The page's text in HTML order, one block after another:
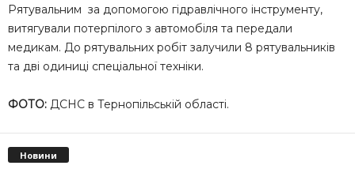
Рятувальним за допомогою гідравлічного інструменту,
витягували потерпілого з автомобіля та передали
медикам. До рятувальних робіт залучили 8 рятувальників
та дві одиниці спеціальної техніки.
ФОТО: ДСНС в Тернопільській області.
Новини